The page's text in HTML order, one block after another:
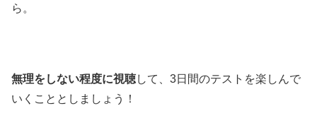
ら。
無理をしない程度に視聴して、3日間のテストを楽しんで
いくこととしましょう！